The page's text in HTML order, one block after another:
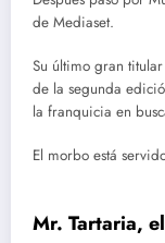
de Mediaset.
Su último gran
de la segunda
la franquicia en
El morbo está
Mr. Tartaria,